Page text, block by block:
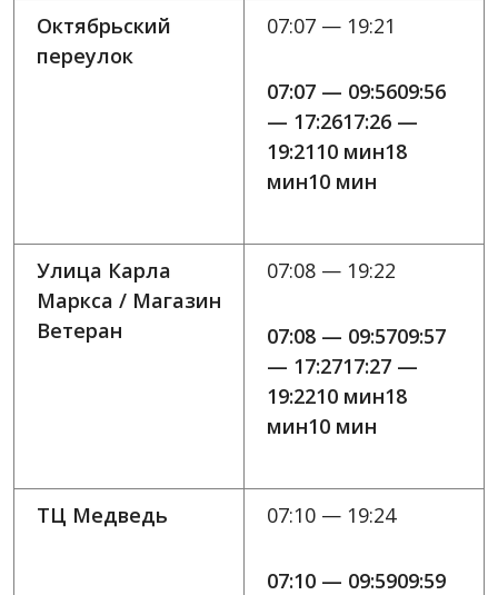
Октябрьский
переулок
07:07 — 19:21
07:07 — 09:5609:56
— 17:2617:26 —
19:2110 мин18
мин10 мин
Улица Карла
Маркса / Магазин
Ветеран
07:08 — 19:22
07:08 — 09:5709:57
— 17:2717:27 —
19:2210 мин18
мин10 мин
ТЦ Медведь 07:10 — 19:24
07:10 — 09:5909:59